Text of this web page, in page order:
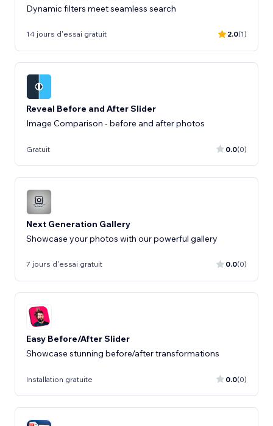
Dynamic filters meet seamless search
14 jours d'essai gratuit 2.0(1)
Reveal Before and After Slider
Image Comparison - before and after photos
Gratuit 0.0(0)
Next Generation Gallery
Showcase your photos with our powerful gallery
7 jours d'essai gratuit 0.0(0)
Easy Before/After Slider
Showcase stunning before/after transformations
Installation gratuite 0.0(0)